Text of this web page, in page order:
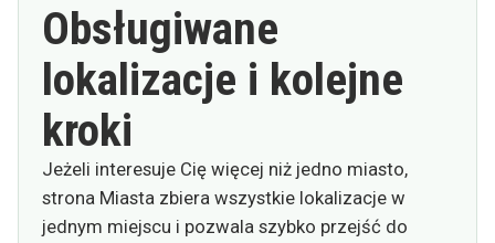
Obsługiwane
lokalizacje i kolejne
kroki
Jeżeli interesuje Cię więcej niż jedno miasto,
strona Miasta zbiera wszystkie lokalizacje w
jednym miejscu i pozwala szybko przejść do